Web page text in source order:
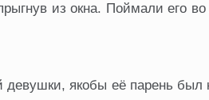
из окна. Поймали его
якобы её парень был